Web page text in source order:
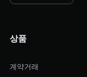
상품
계약거래